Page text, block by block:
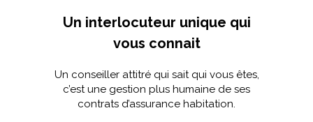
Un interlocuteur unique qui
vous connait
Un conseiller attitré qui sait qui vous êtes,
c’est une gestion plus humaine de ses
contrats d’assurance habitation.